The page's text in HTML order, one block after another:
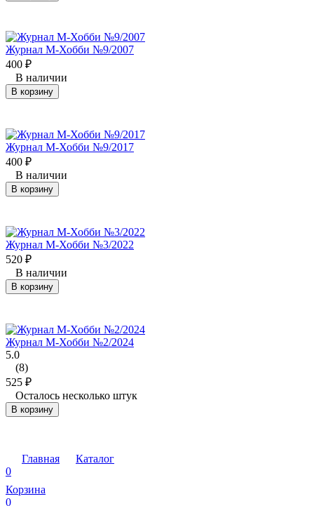
Журнал М-Хобби №9/2007
400 ₽
В наличии
В корзину
Журнал М-Хобби №9/2017
400 ₽
В наличии
В корзину
Журнал М-Хобби №3/2022
520 ₽
В наличии
В корзину
Журнал М-Хобби №2/2024
5.0
(8)
525 ₽
Осталось несколько штук
В корзину
Главная
Каталог
0
Корзина
0